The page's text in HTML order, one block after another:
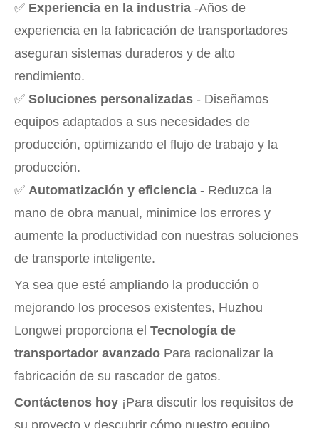
✅ Experiencia en la industria -Años de
experiencia en la fabricación de transportadores
aseguran sistemas duraderos y de alto
rendimiento.
✅ Soluciones personalizadas - Diseñamos
equipos adaptados a sus necesidades de
producción, optimizando el flujo de trabajo y la
producción.
✅ Automatización y eficiencia - Reduzca la
mano de obra manual, minimice los errores y
aumente la productividad con nuestras soluciones
de transporte inteligente.
Ya sea que esté ampliando la producción o
mejorando los procesos existentes, Huzhou
Longwei proporciona el Tecnología de
transportador avanzado Para racionalizar la
fabricación de su rascador de gatos.
Contáctenos hoy ¡Para discutir los requisitos de